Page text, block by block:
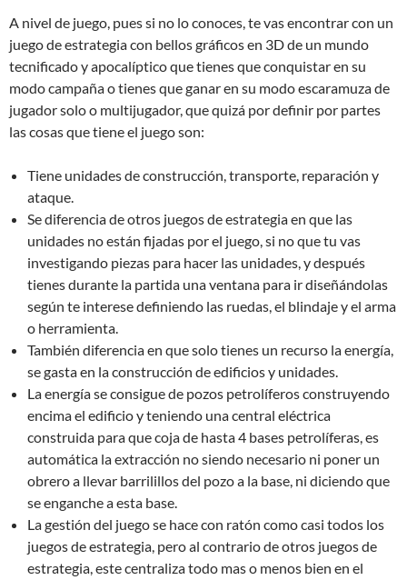
A nivel de juego, pues si no lo conoces, te vas encontrar con un
juego de estrategia con bellos gráficos en 3D de un mundo
tecnificado y apocalíptico que tienes que conquistar en su
modo campaña o tienes que ganar en su modo escaramuza de
jugador solo o multijugador, que quizá por definir por partes
las cosas que tiene el juego son:
Tiene unidades de construcción, transporte, reparación y
ataque.
Se diferencia de otros juegos de estrategia en que las
unidades no están fijadas por el juego, si no que tu vas
investigando piezas para hacer las unidades, y después
tienes durante la partida una ventana para ir diseñándolas
según te interese definiendo las ruedas, el blindaje y el arma
o herramienta.
También diferencia en que solo tienes un recurso la energía,
se gasta en la construcción de edificios y unidades.
La energía se consigue de pozos petrolíferos construyendo
encima el edificio y teniendo una central eléctrica
construida para que coja de hasta 4 bases petrolíferas, es
automática la extracción no siendo necesario ni poner un
obrero a llevar barrilillos del pozo a la base, ni diciendo que
se enganche a esta base.
La gestión del juego se hace con ratón como casi todos los
juegos de estrategia, pero al contrario de otros juegos de
estrategia, este centraliza todo mas o menos bien en el